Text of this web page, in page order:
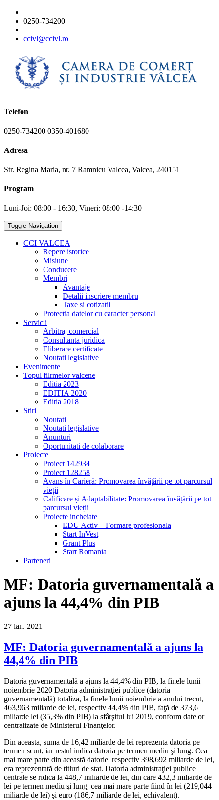
0250-734200
ccivl@ccivl.ro
Telefon
0250-734200 0350-401680
Adresa
Str. Regina Maria, nr. 7 Ramnicu Valcea, Valcea, 240151
Program
Luni-Joi: 08:00 - 16:30, Vineri: 08:00 -14:30
Toggle Navigation
CCI VALCEA
Repere istorice
Misiune
Conducere
Membri
Avantaje
Detalii inscriere membru
Taxe si cotizatii
Protectia datelor cu caracter personal
Servicii
Arbitraj comercial
Consultanta juridica
Eliberare certificate
Noutati legislative
Evenimente
Topul filrmelor valcene
Editia 2023
EDITIA 2020
Editia 2018
Stiri
Noutati
Noutati legislative
Anunturi
Oportunitati de colaborare
Proiecte
Proiect 142934
Proiect 128258
Avans în Carieră: Promovarea învățării pe tot parcursul
vieții
Calificare și Adaptabilitate: Promovarea învățării pe tot
parcursul vieții
Proiecte incheiate
EDU Activ – Formare profesionala
Start InVest
Grant Plus
Start Romania
Parteneri
MF: Datoria guvernamentală a
ajuns la 44,4% din PIB
27 ian. 2021
MF: Datoria guvernamentală a ajuns la
44,4% din PIB
Datoria guvernamentală a ajuns la 44,4% din PIB, la finele lunii
noiembrie 2020 Datoria administraţiei publice (datoria
guvernamentală) totaliza, la finele lunii noiembrie a anului trecut,
463,963 miliarde de lei, respectiv 44,4% din PIB, faţă de 373,6
miliarde lei (35,3% din PIB) la sfârşitul lui 2019, conform datelor
centralizate de Ministerul Finanţelor.
Din aceasta, suma de 16,42 miliarde de lei reprezenta datoria pe
termen scurt, iar restul indica datoria pe termen mediu şi lung. Cea
mai mare parte din această datorie, respectiv 398,692 miliarde de lei,
era reprezentată de titluri de stat. Datoria administraţiei publice
centrale se ridica la 448,7 miliarde de lei, din care 432,3 miliarde de
lei pe termen mediu şi lung, cea mai mare parte fiind în lei (219,044
miliarde de lei) şi euro (186,7 miliarde de lei, echivalent).